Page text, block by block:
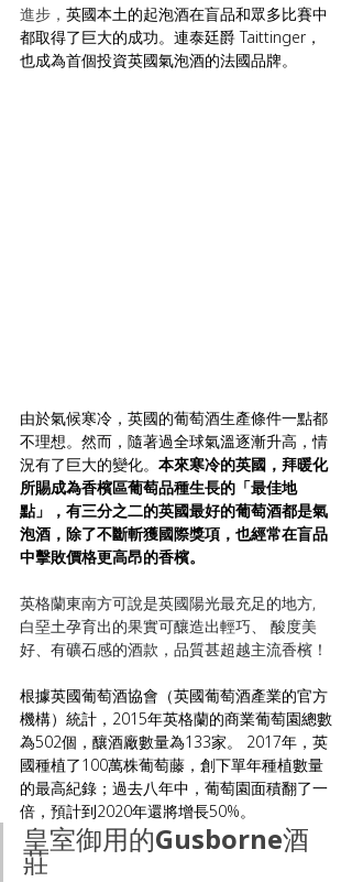
進步， 英國本土的起泡酒在盲品和眾多比賽中
都取得了巨大的成功。連泰廷爵 Taittinger ，
也成為首個投資英國氣泡酒的法國品牌。
由於氣候寒冷，英國的葡萄酒生產條件一點都
不理想。然而，隨著過全球氣溫逐漸升高，情
況有了巨大的變化。 本來寒冷的英國，拜暖化
所賜成為香檳區葡萄品種生長的「最佳地
點」，有三分之二的英國最好的葡萄酒都是氣
泡酒，除了不斷斬獲國際獎項，也經常在盲品
中擊敗價格更高昂的香檳。
英格蘭東南方可說是英國陽光最充足的地方,
白堊土孕育出的果實可釀造出輕巧、 酸度美
好、有礦石感的酒款，品質甚超越主流香檳！
根據英國葡萄酒協會（英國葡萄酒產業的官方
機構）統計，2015年英格蘭的商業葡萄園總數
為502個，釀酒廠數量為133家。 2017年，英
國種植了100萬株葡萄藤，創下單年種植數量
的最高紀錄；過去八年中，葡萄園面積翻了一
倍，預計到2020年還將增長50%。
皇室御用的Gusborne酒
莊